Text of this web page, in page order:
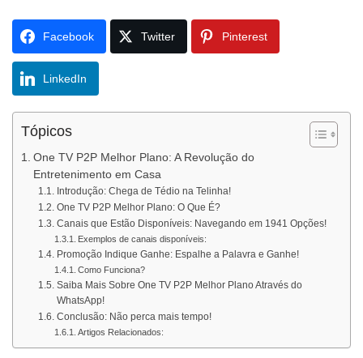
Facebook Twitter Pinterest
LinkedIn
Tópicos
One TV P2P Melhor Plano: A Revolução do
Entretenimento em Casa
Introdução: Chega de Tédio na Telinha!
One TV P2P Melhor Plano: O Que É?
Canais que Estão Disponíveis: Navegando em 1941 Opções!
Exemplos de canais disponíveis:
Promoção Indique Ganhe: Espalhe a Palavra e Ganhe!
Como Funciona?
Saiba Mais Sobre One TV P2P Melhor Plano Através do
WhatsApp!
Conclusão: Não perca mais tempo!
Artigos Relacionados: